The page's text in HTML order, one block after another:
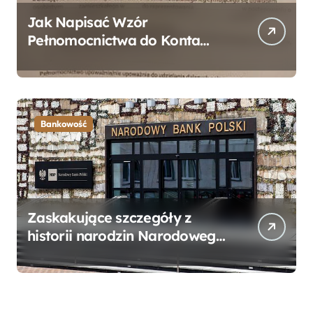
Jak Napisać Wzór
Pełnomocnictwa do Konta
Przewodnik
Bankowość
Zaskakujące szczegóły z
historii narodzin Narodowego
mogłeś nie wiedzieć